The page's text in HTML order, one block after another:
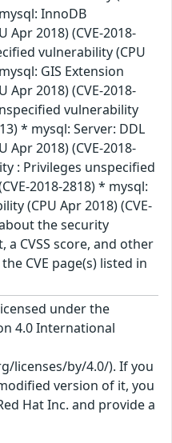
InnoDB
2018) (CVE-2018-
vulnerability (CPU
GIS Extension
2018) (CVE-2018-
vulnerability
* mysql: Server: DDL
2018) (CVE-2018-
: Privileges unspecified
2018-2818) * mysql:
(CPU Apr 2018) (CVE-
the security
a CVSS score, and other
CVE page(s) listed in
under the
4.0 International
licenses/by/4.0/). If you
version of it, you
Hat Inc. and provide a